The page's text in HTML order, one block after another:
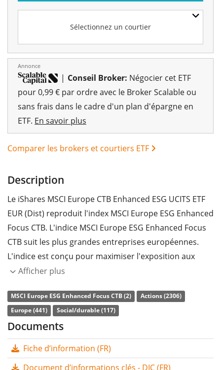
Sélectionnez un courtier
Annonce
| Conseil Broker: Négocier cet ETF
pour 0,99 € par ordre avec le Broker Scalable ou
sans frais dans le cadre d'un plan d'épargne en
ETF. En savoir plus
Comparer les brokers et courtiers ETF
Description
Le iShares MSCI Europe CTB Enhanced ESG UCITS ETF
EUR (Dist) reproduit l'index MSCI Europe ESG Enhanced
Focus CTB. L'indice MSCI Europe ESG Enhanced Focus
CTB suit les plus grandes entreprises européennes.
L'indice est conçu pour maximiser l'exposition aux
facteurs environnementaux, sociaux et de
l'exposition en équivalent carbone au dioxyde de
carbone (CO2) et aux autres gaz à effet de serre (GES),
ainsi qu'en minimisant l'exposition au risque potentiel
d'émissions des réserves de combustibles fossiles.
Le ratio des frais totaux(TER) de l'ETF s'élève à
Afficher plus
MSCI Europe ESG Enhanced Focus CTB (2)
Actions (2306)
Europe (441)
Social/durable (117)
Documents
Fiche d’information (FR)
Document d’informations clés - DIC (FR)